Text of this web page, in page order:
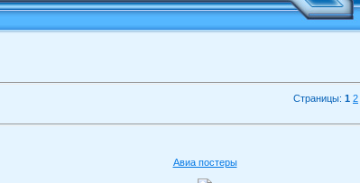
Страницы: 1 2
Авиа постеры